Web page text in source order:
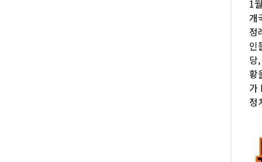
1
개
정
인
당
황
가
정